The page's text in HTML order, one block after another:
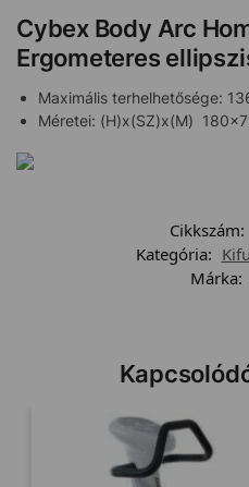
Cybex Body Arc
Ergometeres
Maximális terhelhetősége:
Méretei: (H)x(SZ)x(M)
Cikkszám:
Kategória:
Márka: